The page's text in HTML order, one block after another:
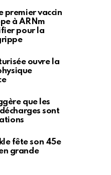
premier vaccin
à ARNm
pour la
ouvre la
que les
sont
fête son 45e
grande